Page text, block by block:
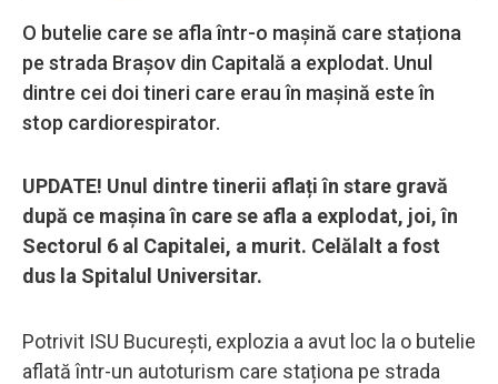
O butelie care se afla într-o mașină care staționa
pe strada Brașov din Capitală a explodat. Unul
dintre cei doi tineri care erau în mașină este în
stop cardiorespirator.
UPDATE! Unul dintre tinerii aflați în stare gravă
după ce mașina în care se afla a explodat, joi, în
Sectorul 6 al Capitalei, a murit. Celălalt a fost
dus la Spitalul Universitar.
Potrivit ISU București, explozia a avut loc la o butelie
aflată într-un autoturism care staționa pe strada